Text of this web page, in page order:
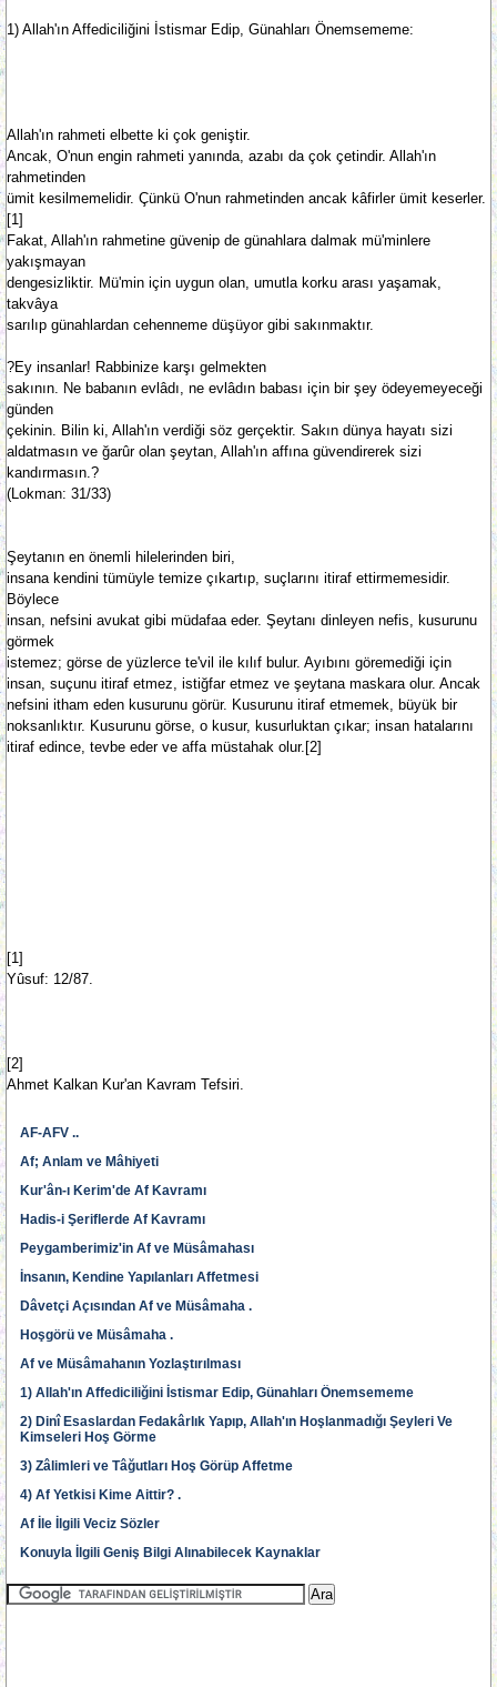
1) Allah'ın Affediciliğini İstismar Edip, Günahları Önemsememe:
Allah'ın rahmeti elbette ki çok geniştir.
Ancak, O'nun engin rahmeti yanında, azabı da çok çetindir. Allah'ın
rahmetinden
ümit kesilmemelidir. Çünkü O'nun rahmetinden ancak kâfirler ümit keserler.
[1]
Fakat, Allah'ın rahmetine güvenip de günahlara dalmak mü'minlere
yakışmayan
dengesizliktir. Mü'min için uygun olan, umutla korku arası yaşamak,
takvâya
sarılıp günahlardan cehenneme düşüyor gibi sakınmaktır.
?Ey insanlar! Rabbinize karşı gelmekten
sakının. Ne babanın evlâdı, ne evlâdın babası için bir şey ödeyemeyeceği
günden
çekinin. Bilin ki, Allah'ın verdiği söz gerçektir. Sakın dünya hayatı sizi
aldatmasın ve ğarûr olan şeytan, Allah'ın affına güvendirerek sizi
kandırmasın.?
(Lokman: 31/33)
Şeytanın en önemli hilelerinden biri,
insana kendini tümüyle temize çıkartıp, suçlarını itiraf ettirmemesidir.
Böylece
insan, nefsini avukat gibi müdafaa eder. Şeytanı dinleyen nefis, kusurunu
görmek
istemez; görse de yüzlerce te'vil ile kılıf bulur. Ayıbını göremediği için
insan, suçunu itiraf etmez, istiğfar etmez ve şeytana maskara olur. Ancak
nefsini itham eden kusurunu görür. Kusurunu itiraf etmemek, büyük bir
noksanlıktır. Kusurunu görse, o kusur, kusurluktan çıkar; insan hatalarını
itiraf edince, tevbe eder ve affa müstahak olur.[2]
[1]
Yûsuf: 12/87.
[2]
Ahmet Kalkan Kur'an Kavram Tefsiri.
AF-AFV ..
Af; Anlam ve Mâhiyeti
Kur'ân-ı Kerim'de Af Kavramı
Hadis-i Şeriflerde Af Kavramı
Peygamberimiz'in Af ve Müsâmahası
İnsanın, Kendine Yapılanları Affetmesi
Dâvetçi Açısından Af ve Müsâmaha .
Hoşgörü ve Müsâmaha .
Af ve Müsâmahanın Yozlaştırılması
1) Allah'ın Affediciliğini İstismar Edip, Günahları Önemsememe
2) Dinî Esaslardan Fedakârlık Yapıp, Allah'ın Hoşlanmadığı Şeyleri Ve
Kimseleri Hoş Görme
3) Zâlimleri ve Tâğutları Hoş Görüp Affetme
4) Af Yetkisi Kime Aittir? .
Af İle İlgili Veciz Sözler
Konuyla İlgili Geniş Bilgi Alınabilecek Kaynaklar